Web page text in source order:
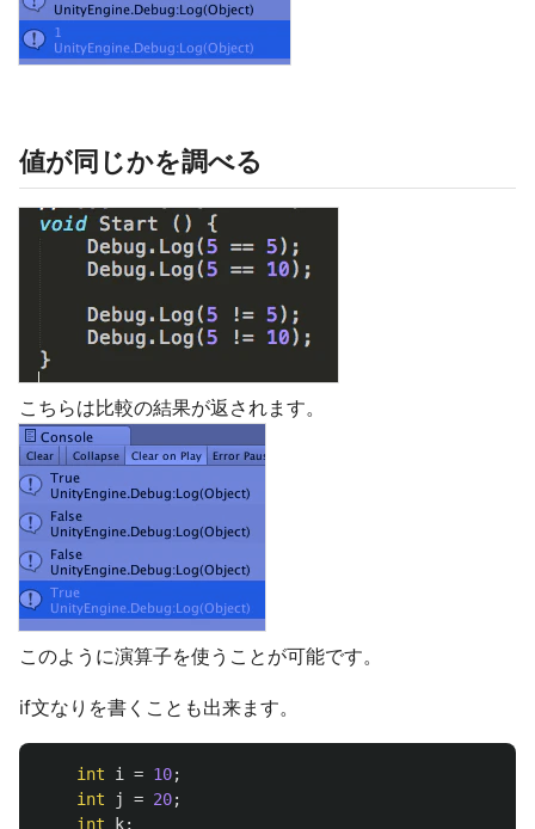
値が同じかを調べる
こちらは比較の結果が返されます。
このように演算子を使うことが可能です。
if文なりを書くことも出来ます。
int i = 10;
int
j = 20;
int
k;